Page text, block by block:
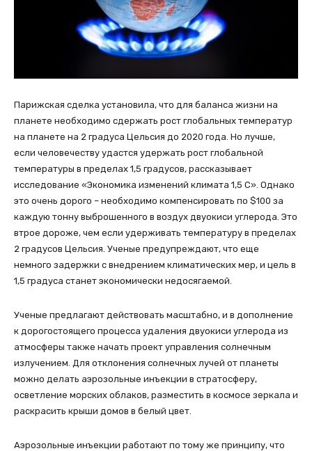
Парижская сделка установила, что для баланса жизни на
планете необходимо сдержать рост глобальных температур
на планете на 2 градуса Цельсия до 2020 года. Но лучше,
если человечеству удастся удержать рост глобальной
температуры в пределах 1,5 градусов, рассказывает
исследование «Экономика изменений климата 1,5 C». Однако
это очень дорого – необходимо компенсировать по $100 за
каждую тонну выброшенного в воздух двуокиси углерода. Это
втрое дороже, чем если удерживать температуру в пределах
2 градусов Цельсия. Ученые предупреждают, что еще
немного задержки с внедрением климатических мер, и цель в
1,5 градуса станет экономически недосягаемой.
Ученые предлагают действовать масштабно, и в дополнение
к дорогостоящего процесса удаления двуокиси углерода из
атмосферы также начать проект управления солнечным
излучением. Для отклонения солнечных лучей от планеты
можно делать аэрозольные инъекции в стратосферу,
осветление морских облаков, разместить в космосе зеркала и
раскрасить крыши домов в белый цвет.
Аэрозольные инъекции работают по тому же принципу, что